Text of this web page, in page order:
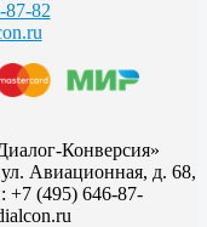
87-82
Конверсия»
Авиационная, д. 68,
+7 (495) 646-87-